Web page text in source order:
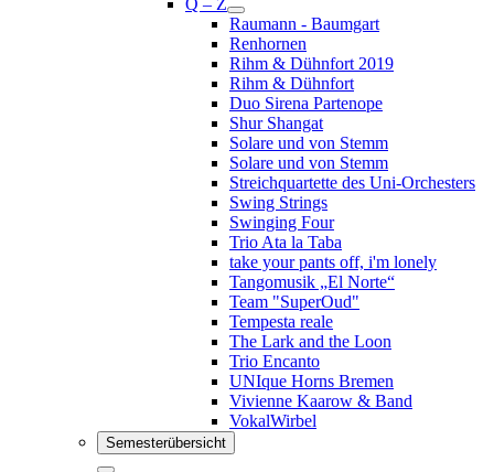
Raumann - Baumgart
Renhornen
Rihm & Dühnfort 2019
Rihm & Dühnfort
Duo Sirena Partenope
Shur Shangat
Solare und von Stemm
Solare und von Stemm
Streichquartette des Uni-Orchesters
Swing Strings
Swinging Four
Trio Ata la Taba
take your pants off, i'm lonely
Tangomusik „El Norte“
Team "SuperOud"
Tempesta reale
The Lark and the Loon
Trio Encanto
UNIque Horns Bremen
Vivienne Kaarow & Band
VokalWirbel
Semesterübersicht